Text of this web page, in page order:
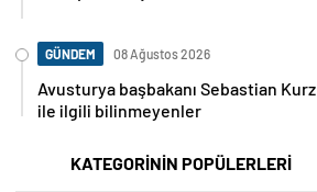
GÜNDEM 08 Ağustos 2026
Avusturya başbakanı Sebastian Kurz
ile ilgili bilinmeyenler
KATEGORİNİN POPÜLERLERİ